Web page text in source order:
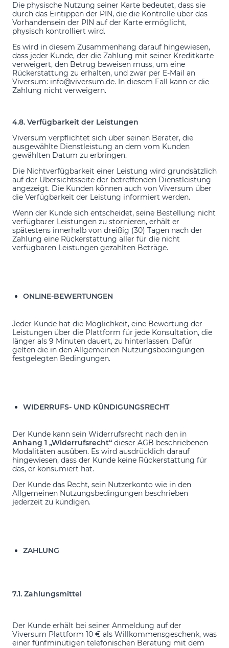
Die physische Nutzung seiner Karte bedeutet, dass sie
durch das Eintippen der PIN, die die Kontrolle über das
Vorhandensein der PIN auf der Karte ermöglicht,
physisch kontrolliert wird.
Es wird in diesem Zusammenhang darauf hingewiesen,
dass jeder Kunde, der die Zahlung mit seiner Kreditkarte
verweigert, den Betrug beweisen muss, um eine
Rückerstattung zu erhalten, und zwar per E-Mail an
Viversum: info@viversum.de. In diesem Fall kann er die
Zahlung nicht verweigern.
4.8. Verfügbarkeit der Leistungen
Viversum verpflichtet sich über seinen Berater, die
ausgewählte Dienstleistung an dem vom Kunden
gewählten Datum zu erbringen.
Die Nichtverfügbarkeit einer Leistung wird grundsätzlich
auf der Übersichtsseite der betreffenden Dienstleistung
angezeigt. Die Kunden können auch von Viversum über
die Verfügbarkeit der Leistung informiert werden.
Wenn der Kunde sich entscheidet, seine Bestellung nicht
verfügbarer Leistungen zu stornieren, erhält er
spätestens innerhalb von dreißig (30) Tagen nach der
Zahlung eine Rückerstattung aller für die nicht
verfügbaren Leistungen gezahlten Beträge.
ONLINE-BEWERTUNGEN
Jeder Kunde hat die Möglichkeit, eine Bewertung der
Leistungen über die Plattform für jede Konsultation, die
länger als 9 Minuten dauert, zu hinterlassen. Dafür
gelten die in den Allgemeinen Nutzungsbedingungen
festgelegten Bedingungen.
WIDERRUFS- UND KÜNDIGUNGSRECHT
Der Kunde kann sein Widerrufsrecht nach den in
Anhang 1 „Widerrufsrecht“ dieser AGB beschriebenen
Modalitäten ausüben. Es wird ausdrücklich darauf
hingewiesen, dass der Kunde keine Rückerstattung für
das, er konsumiert hat.
Der Kunde das Recht, sein Nutzerkonto wie in den
Allgemeinen Nutzungsbedingungen beschrieben
jederzeit zu kündigen.
ZAHLUNG
7.1. Zahlungsmittel
Der Kunde erhält bei seiner Anmeldung auf der
Viversum Plattform 10 € als Willkommensgeschenk, was
einer fünfminütigen telefonischen Beratung mit dem